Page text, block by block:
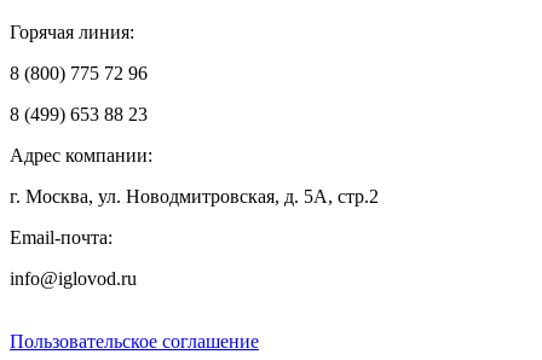
Горячая линия:
8 (800) 775 72 96
8 (499) 653 88 23
Адрес компании:
г. Москва, ул. Новодмитровская, д. 5А, стр.2
Email-почта:
info@iglovod.ru
Пользовательское соглашение